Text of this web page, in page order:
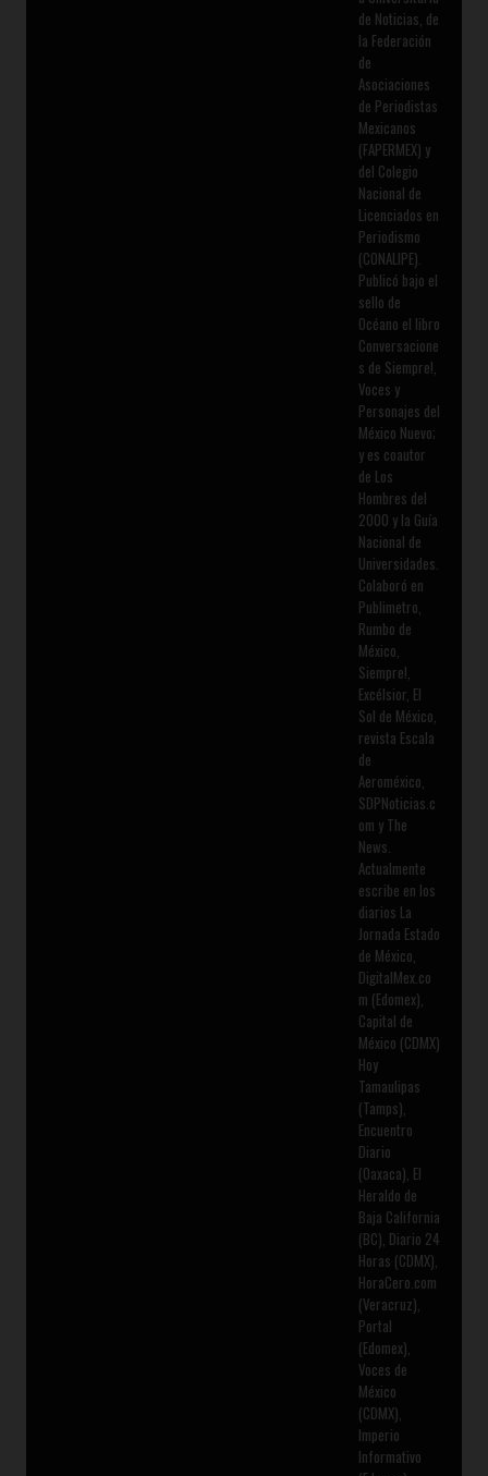
de Noticias, de
la Federación
de
Asociaciones
de Periodistas
Mexicanos
(FAPERMEX) y
del Colegio
Nacional de
Licenciados en
Periodismo
(CONALIPE).
Publicó bajo el
sello de
Océano el libro
Conversacione
s de Siempre!,
Voces y
Personajes del
México Nuevo;
y es coautor
de Los
Hombres del
2000 y la Guía
Nacional de
Universidades.
Colaboró en
Publimetro,
Rumbo de
México,
Siempre!,
Excélsior, El
Sol de México,
revista Escala
de
Aeroméxico,
SDPNoticias.c
om y The
News.
Actualmente
escribe en los
diarios La
Jornada Estado
de México,
DigitalMex.co
m (Edomex),
Capital de
México (CDMX)
Hoy
Tamaulipas
(Tamps),
Encuentro
Diario
(Oaxaca), El
Heraldo de
Baja California
(BC), Diario 24
Horas (CDMX),
HoraCero.com
(Veracruz),
Portal
(Edomex),
Voces de
México
(CDMX),
Imperio
Informativo